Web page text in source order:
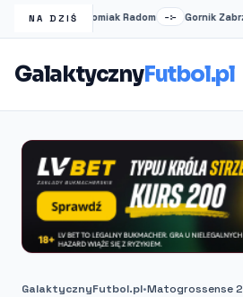
NA DZIŚ
NS Radomiak Radom –:– Gornik Zabrze
GalaktycznyFutbol.pl
GalaktycznyFutbol.pl•Matogrossense 2